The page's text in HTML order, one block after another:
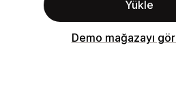
Yükle
Demo mağazayı